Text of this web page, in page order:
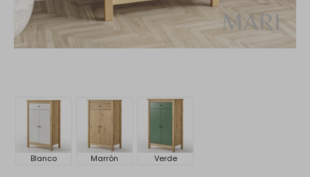
Blanco Marrón Verde